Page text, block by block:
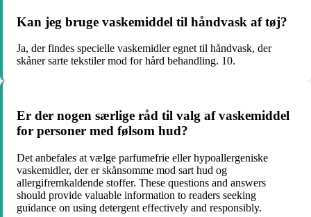
Kan jeg bruge vaskemiddel til håndvask af tøj?
Ja, der findes specielle vaskemidler egnet til håndvask, der
skåner sarte tekstiler mod for hård behandling. 10.
Er der nogen særlige råd til valg af vaskemiddel
for personer med følsom hud?
Det anbefales at vælge parfumefrie eller hypoallergeniske
vaskemidler, der er skånsomme mod sart hud og
allergifremkaldende stoffer. These questions and answers
should provide valuable information to readers seeking
guidance on using detergent effectively and responsibly.